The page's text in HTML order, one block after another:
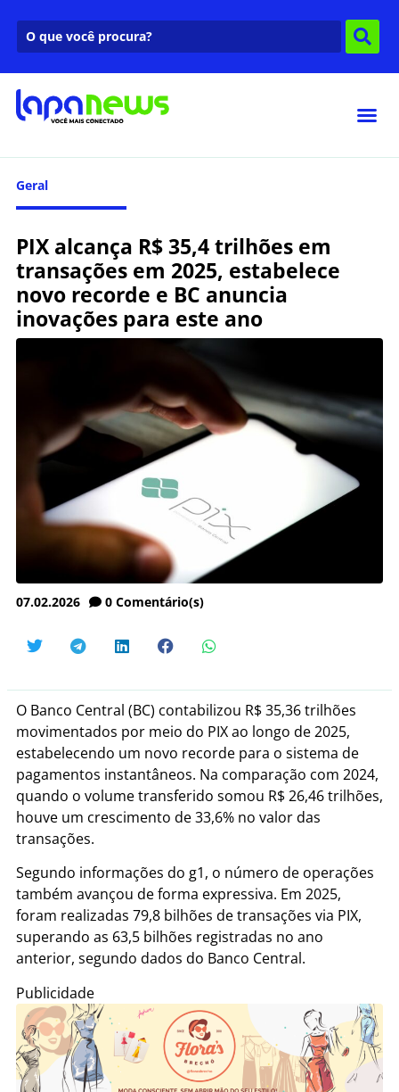
Geral
PIX alcança R$ 35,4 trilhões em
transações em 2025, estabelece
novo recorde e BC anuncia
inovações para este ano
07.02.2026 0 Comentário(s)
O Banco Central (BC) contabilizou R$ 35,36 trilhões
movimentados por meio do PIX ao longo de 2025,
estabelecendo um novo recorde para o sistema de
pagamentos instantâneos. Na comparação com 2024,
quando o volume transferido somou R$ 26,46 trilhões,
houve um crescimento de 33,6% no valor das
transações.
Segundo informações do g1, o número de operações
também avançou de forma expressiva. Em 2025,
foram realizadas 79,8 bilhões de transações via PIX,
superando as 63,5 bilhões registradas no ano
anterior, segundo dados do Banco Central.
Publicidade